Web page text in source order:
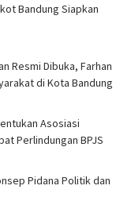
Bandung Siapkan
Resmi Dibuka, Farhan
di Kota Bandung
Asosiasi
Perlindungan BPJS
Pidana Politik dan